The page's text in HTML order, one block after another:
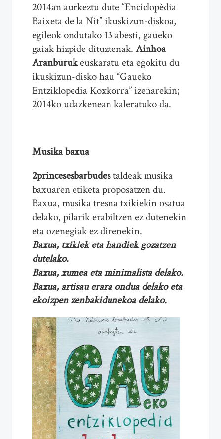
2014an aurkeztu dute “Enciclopèdia
Baixeta de la Nit” ikuskizun-diskoa,
egileok ondutako 13 abesti, gaueko
gaiak hizpide dituztenak. Ainhoa
Aranburukeuskaratu eta egokitu du
ikuskizun-disko hau “Gaueko
Entziklopedia Koxkorra” izenarekin;
2014ko udazkenean kaleratuko da.
Musika baxua
2princesesbarbudestaldeak musika
baxuaren etiketa proposatzen du.
Baxua, musika tresna txikiekin osatua
delako, pilarik erabiltzen ez dutenekin
eta ozenegiak ez direnekin.
Baxua, txikiek eta handiek gozatzen
dutelako.
Baxua, xumea eta minimalista delako.
Baxua, artisau erara ondua delako eta
ekoizpen zenbakidunekoa delako.